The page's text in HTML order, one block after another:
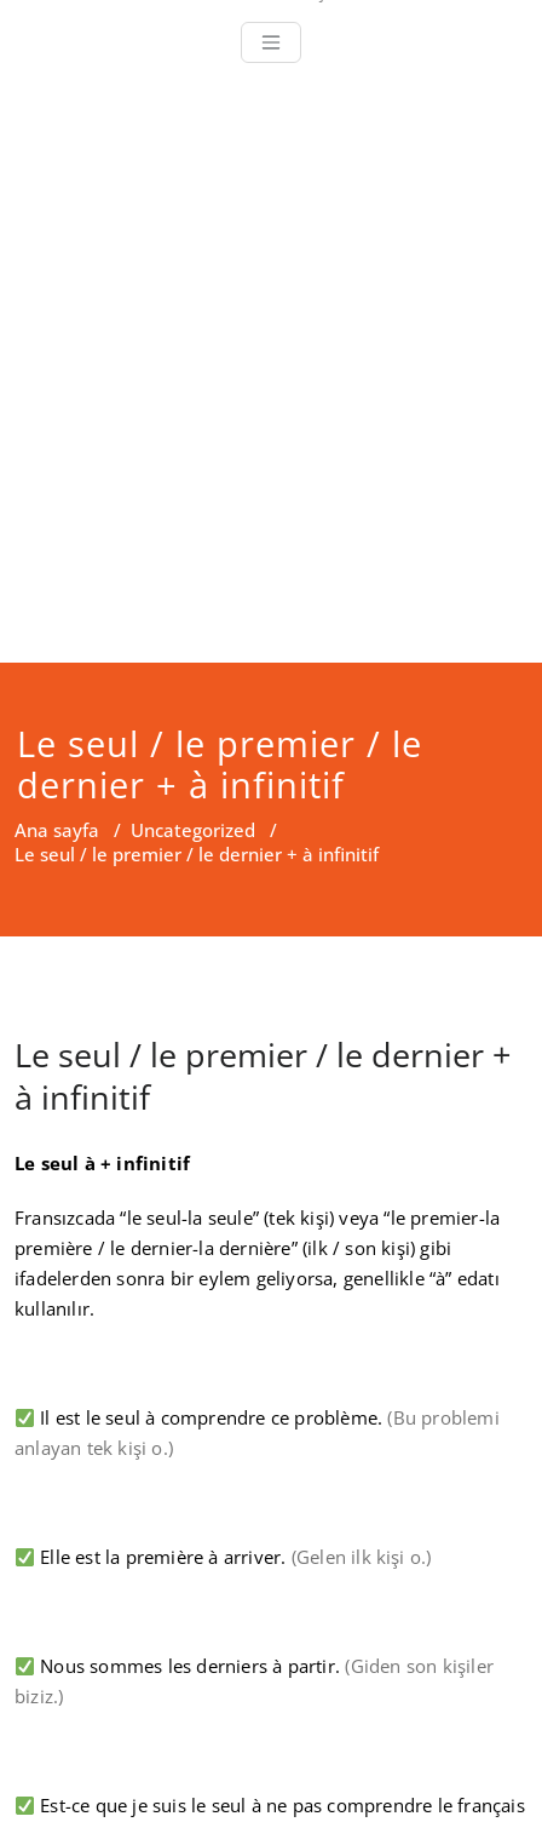
Le seul / le premier / le
dernier + à infinitif
Ana sayfa / Uncategorized /
Le seul / le premier / le dernier + à infinitif
Le seul / le premier / le dernier +
à infinitif
Le seul à + infinitif
Fransızcada “le seul-la seule” (tek kişi) veya “le premier-la
première / le dernier-la dernière” (ilk / son kişi) gibi
ifadelerden sonra bir eylem geliyorsa, genellikle “à” edatı
kullanılır.
Il est le seul à comprendre ce problème. (Bu problemi
anlayan tek kişi o.)
Elle est la première à arriver. (Gelen ilk kişi o.)
Nous sommes les derniers à partir. (Giden son kişiler
biziz.)
Est-ce que je suis le seul à ne pas comprendre le français